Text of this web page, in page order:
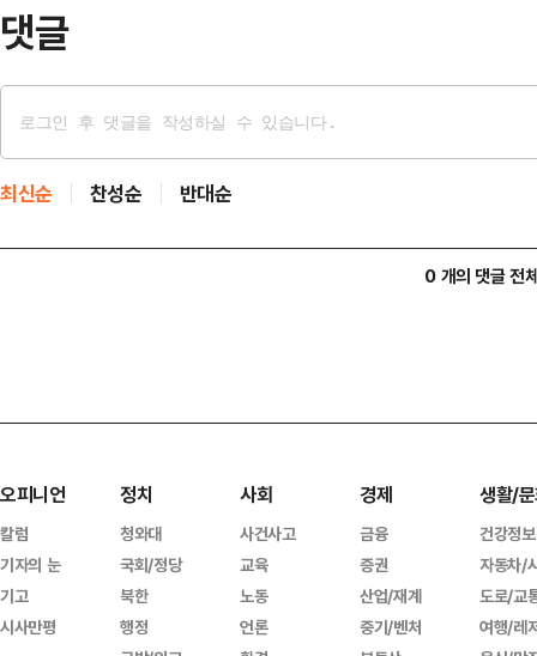
댓글
최신순 찬성순 반대순
0 개의 댓글 전
오피니언
칼럼
기자의 눈
기고
시사만평
정치
청와대
국회/정당
북한
행정
사회
사건사고
교육
노동
언론
경제
금융
증권
산업/재계
중기/벤처
생활/
건강정보
자동차/
도로/교
여행/레